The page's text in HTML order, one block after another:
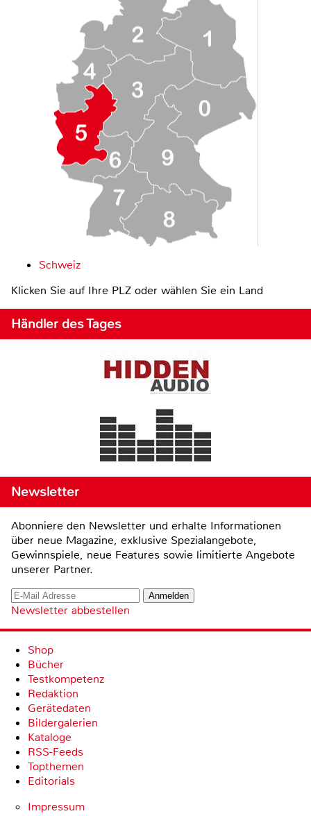
Schweiz
Klicken Sie auf Ihre PLZ oder wählen Sie ein Land
Händler des Tages
Newsletter
Abonniere den Newsletter und erhalte Informationen
über neue Magazine, exklusive Spezialangebote,
Gewinnspiele, neue Features sowie limitierte Angebote
unserer Partner.
Newsletter abbestellen
Shop
Bücher
Testkompetenz
Redaktion
Gerätedaten
Bildergalerien
Kataloge
RSS-Feeds
Topthemen
Editorials
Impressum